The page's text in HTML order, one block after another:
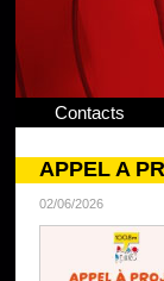
Contacts
APPEL A
02/06/2026